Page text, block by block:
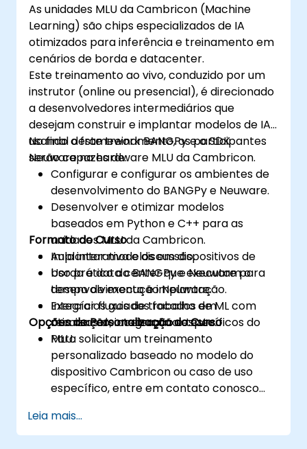
As unidades MLU da Cambricon (Machine
Learning) são chips especializados de IA
otimizados para inferência e treinamento em
cenários de borda e datacenter.
Este treinamento ao vivo, conduzido por um
instrutor (online ou presencial), é direcionado
a desenvolvedores intermediários que
desejam construir e implantar modelos de IA
usando o framework BANGPy e o SDK
Neuware na hardware MLU da Cambricon.
No final deste treinamento, os participantes
serão capazes de:
Configurar e configurar os ambientes de
desenvolvimento do BANGPy e Neuware.
Desenvolver e otimizar modelos
baseados em Python e C++ para as
unidades MLU da Cambricon.
Implantar modelos em dispositivos de
borda e data center que executam o
tempo de execução Neuware.
Integrar fluxos de trabalho de ML com
recursos de aceleração específicos do
MLU.
Formato do Curso
Aula interativa e discussão.
Uso prático do BANGPy e Neuware para
desenvolvimento e implantação.
Exercícios guiados focados em
otimização, integração e teste.
Opções de Personalização do Curso
Para solicitar um treinamento
personalizado baseado no modelo do
dispositivo Cambricon ou caso de uso
específico, entre em contato conosco
Leia mais...